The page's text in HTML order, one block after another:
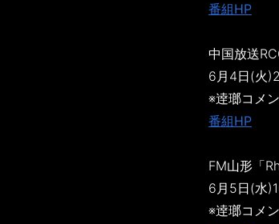
番組HP
中国放送
6月4日(火
※逹瑯コメ
番組HP
FM山形「
6月5日(水
※逹瑯コメ